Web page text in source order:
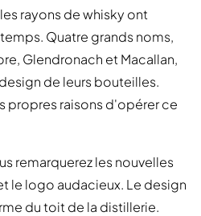
rayons de whisky ont
Quatre grands noms,
Glendronach et Macallan,
de leurs bouteilles.
propres raisons d'opérer ce
remarquerez les nouvelles
le logo audacieux. Le design
du toit de la distillerie.